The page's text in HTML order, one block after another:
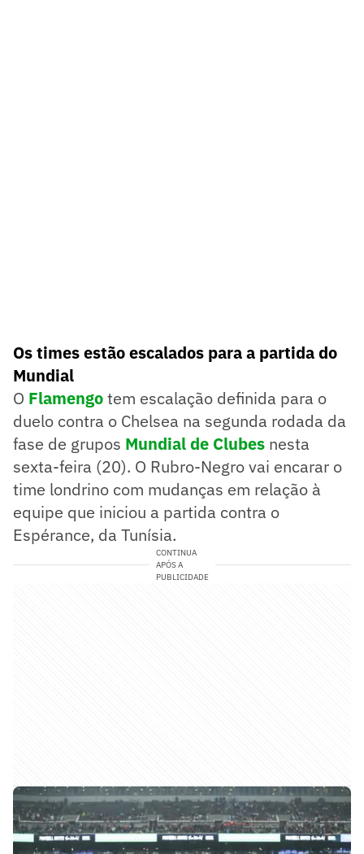
Os times estão escalados para a partida do
Mundial
O Flamengotem escalação definida para o
duelo contra o Chelsea na segunda rodada da
fase de grupos Mundial de Clubes nesta
sexta-feira (20). O Rubro-Negro vai encarar o
time londrino com mudanças em relação à
equipe que iniciou a partida contra o
Espérance, da Tunísia.
CONTINUA
APÓS A
PUBLICIDADE